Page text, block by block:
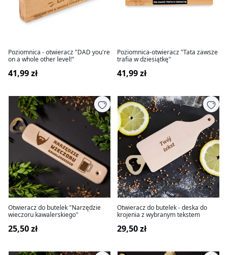
Poziomnica - otwieracz "DAD you're
on a whole other level!"
41,99 zł
Poziomnica-otwieracz "Tata zawsze
trafia w dziesiątkę"
41,99 zł
Otwieracz do butelek "Narzędzie
wieczoru kawalerskiego"
25,50 zł
Otwieracz do butelek - deska do
krojenia z wybranym tekstem
29,50 zł